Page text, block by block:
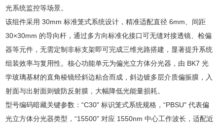
光系统监控等场景。
该组件采用 30mm 标准笼式系统设计，精准适配直径 6mm、间距
30×30mm 的导向杆，通过多方向标准化接口可无缝对接透镜、检偏
器等元件，无需定制非标支架即可完成三维光路搭建，显著提升系统
组装效率与复用性。核心功能单元为偏光立方体分光器，由 BK7 光
学玻璃基材的直角棱镜经斜边粘合而成，斜边镀多层介质偏振膜，入
射面与出射面则镀防反射膜，大幅降低光能量损耗。
型号编码暗藏关键参数：“C30" 标识笼式系统规格，“PBSU" 代表偏
光立方体分光器类型，“15500" 对应 1550nm 中心工作波长，适配近